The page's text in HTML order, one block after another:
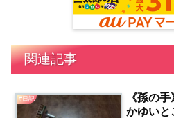
関連記事
#日記
《孫の
かゆいと